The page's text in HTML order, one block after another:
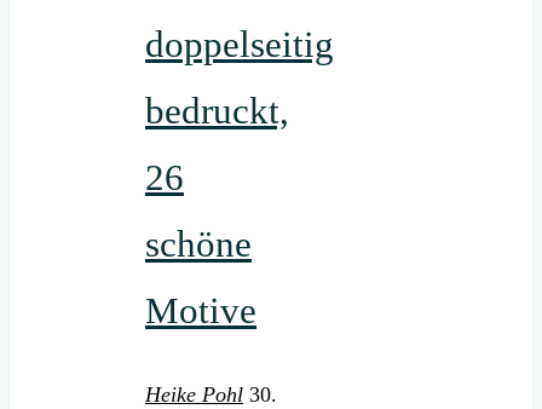
doppelseitig
bedruckt,
26
schöne
Motive
Heike Pohl 30.